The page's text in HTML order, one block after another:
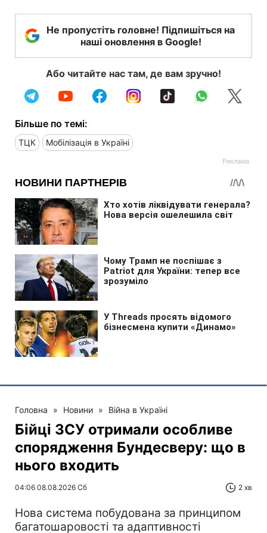
Не пропустіть головне! Підпишіться на
наші оновлення в Google!
Або читайте нас там, де вам зручно!
Більше по темі:
ТЦК Мобілізація в Україні
Головна » Новини » Війна в Україні
Бійці ЗСУ отримали особливе
спорядження Бундесверу: що в
нього входить
04:06 08.08.2026 Сб 2 хв
Нова система побудована за принципом
багатошаровості та адаптивності